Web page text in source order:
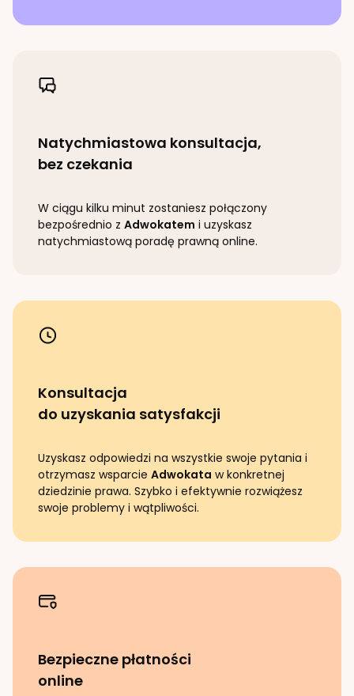
Natychmiastowa konsultacja,
bez czekania
W ciągu kilku minut zostaniesz połączony
bezpośrednio z Adwokatem i uzyskasz
natychmiastową poradę prawną online.
Konsultacja
do uzyskania satysfakcji
Uzyskasz odpowiedzi na wszystkie swoje pytania i
otrzymasz wsparcie Adwokata w konkretnej
dziedzinie prawa. Szybko i efektywnie rozwiążesz
swoje problemy i wątpliwości.
Bezpieczne płatności
online